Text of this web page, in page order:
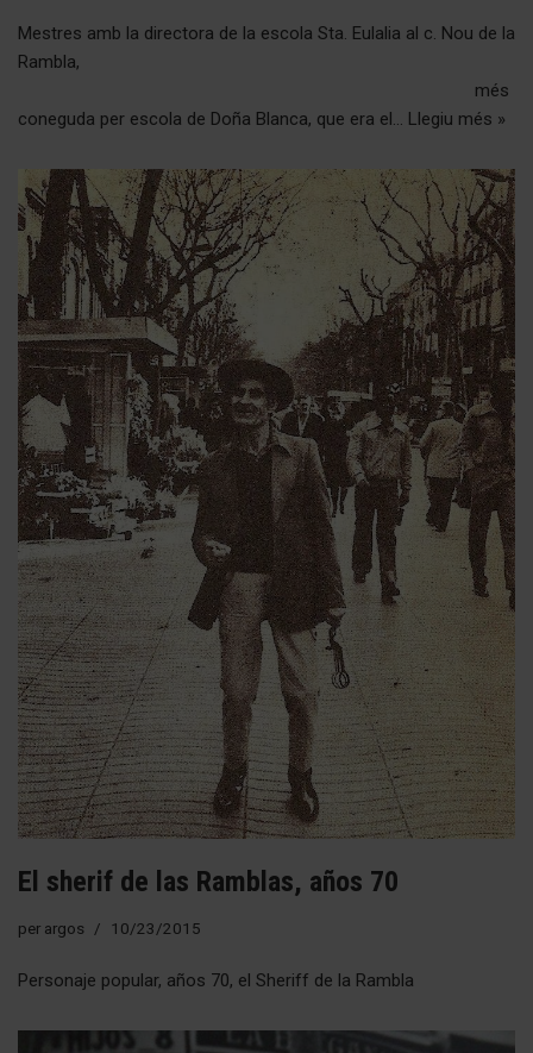
Mestres amb la directora de la escola Sta. Eulalia al c. Nou de la
Rambla,
més
coneguda per escola de Doña Blanca, que era el… Llegiu més »
El sherif de las Ramblas, años 70
per argos 10/23/2015
Personaje popular, años 70, el Sheriff de la Rambla